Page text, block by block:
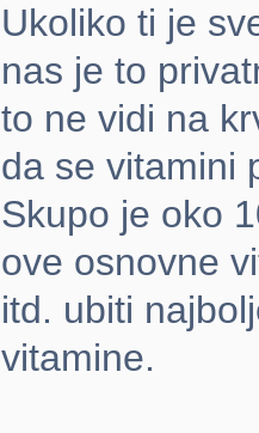
Ukoliko ti je
nas je to
to ne vidi na
da se vitamini
Skupo je oko
ove osnovne
itd. ubiti
vitamine.